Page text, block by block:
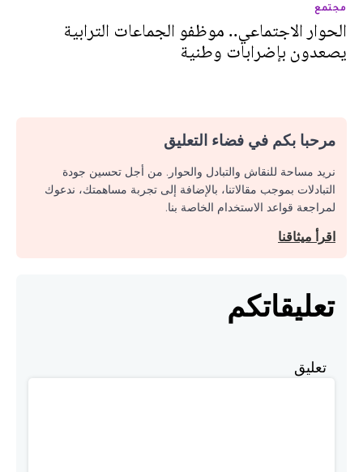
مجتمع
الحوار الاجتماعي.. موظفو الجماعات الترابية
يصعدون بإضرابات وطنية
مرحبا بكم في فضاء التعليق
نريد مساحة للنقاش والتبادل والحوار. من أجل تحسين جودة
التبادلات بموجب مقالاتنا، بالإضافة إلى تجربة مساهمتك، ندعوك
لمراجعة قواعد الاستخدام الخاصة بنا.
اقرأ ميثاقنا
تعليقاتكم
تعليق